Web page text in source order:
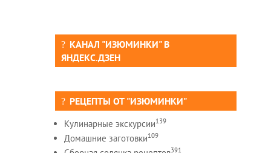
КАНАЛ "ИЗЮМИНКИ" В
ЯНДЕКС.ДЗЕН
РЕЦЕПТЫ ОТ "ИЗЮМИНКИ"
Кулинарные экскурсии139
Домашние заготовки109
391